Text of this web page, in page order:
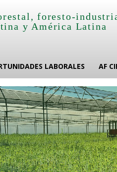
foresto-
y América Latina
LABORALES AF